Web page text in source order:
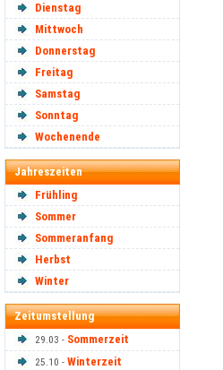
Dienstag
Mittwoch
Donnerstag
Freitag
Samstag
Sonntag
Wochenende
Jahreszeiten
Frühling
Sommer
Sommeranfang
Herbst
Winter
Zeitumstellung
29.03 - Sommerzeit
25.10 - Winterzeit